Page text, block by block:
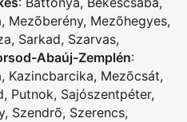
, Mezõberény, Mezõhegyes,
, Sarkad, Szarvas,
Abaúj-Zemplén:
, Kazincbarcika, Mezõcsát,
, Putnok, Sajószentpéter,
, Szendrõ, Szerencs,